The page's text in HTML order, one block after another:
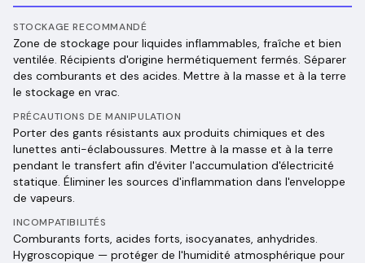
STOCKAGE RECOMMANDÉ
Zone de stockage pour liquides inflammables, fraîche et bien
ventilée. Récipients d'origine hermétiquement fermés. Séparer
des comburants et des acides. Mettre à la masse et à la terre
le stockage en vrac.
PRÉCAUTIONS DE MANIPULATION
Porter des gants résistants aux produits chimiques et des
lunettes anti-éclaboussures. Mettre à la masse et à la terre
pendant le transfert afin d'éviter l'accumulation d'électricité
statique. Éliminer les sources d'inflammation dans l'enveloppe
de vapeurs.
INCOMPATIBILITÉS
Comburants forts, acides forts, isocyanates, anhydrides.
Hygroscopique — protéger de l'humidité atmosphérique pour